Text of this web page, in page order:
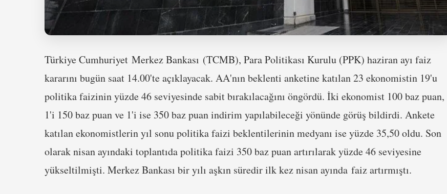
Türkiye Cumhuriyet Merkez Bankası (TCMB), Para Politikası Kurulu (PPK) haziran ayı faiz
kararını bugün saat 14.00'te açıklayacak. AA'nın beklenti anketine katılan 23 ekonomistin 19'u
politika faizinin yüzde 46 seviyesinde sabit bırakılacağını öngördü. İki ekonomist 100 baz puan,
1'i 150 baz puan ve 1'i ise 350 baz puan indirim yapılabileceği yönünde görüş bildirdi. Ankete
katılan ekonomistlerin yıl sonu politika faizi beklentilerinin medyanı ise yüzde 35,50 oldu. Son
olarak nisan ayındaki toplantıda politika faizi 350 baz puan artırılarak yüzde 46 seviyesine
yükseltilmişti. Merkez Bankası bir yılı aşkın süredir ilk kez nisan ayında faiz artırmıştı.